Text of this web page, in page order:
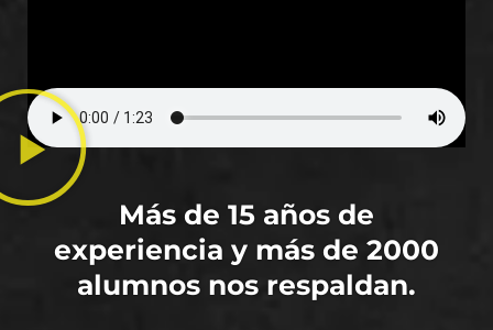
Más de 15 años de
experiencia y más de 2000
alumnos nos respaldan.